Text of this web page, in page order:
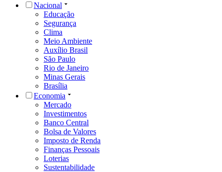
Nacional
Educação
Segurança
Clima
Meio Ambiente
Auxílio Brasil
São Paulo
Rio de Janeiro
Minas Gerais
Brasília
Economia
Mercado
Investimentos
Banco Central
Bolsa de Valores
Imposto de Renda
Finanças Pessoais
Loterias
Sustentabilidade